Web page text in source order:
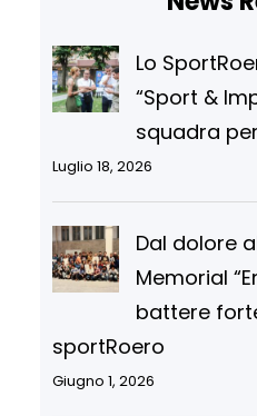
Lo
“Sport &
squadra
Luglio 18, 2026
Dal dolore
Memorial
battere
sportRoero
Giugno 1, 2026